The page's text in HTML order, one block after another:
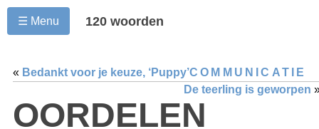
☰ Menu 120 woorden
« Bedankt voor je keuze, ‘Puppy’
De teerling is geworpen
COMMUNICATIE
OORDELEN